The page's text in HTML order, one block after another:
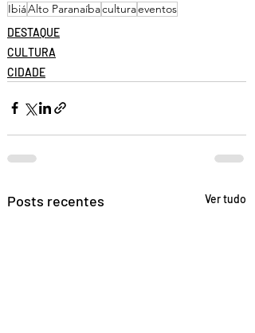
IbiáAlto Paranaíbaculturaeventos
DESTAQUE
CULTURA
CIDADE
Posts recentes Ver tudo